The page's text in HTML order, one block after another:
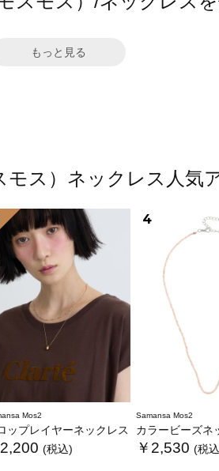
もっと見る
モス）ネックレス人気
Mos2
ップレイヤーネックレス
(税込)
4
Samansa Mos2
カラービーズネ
￥2,530 (税